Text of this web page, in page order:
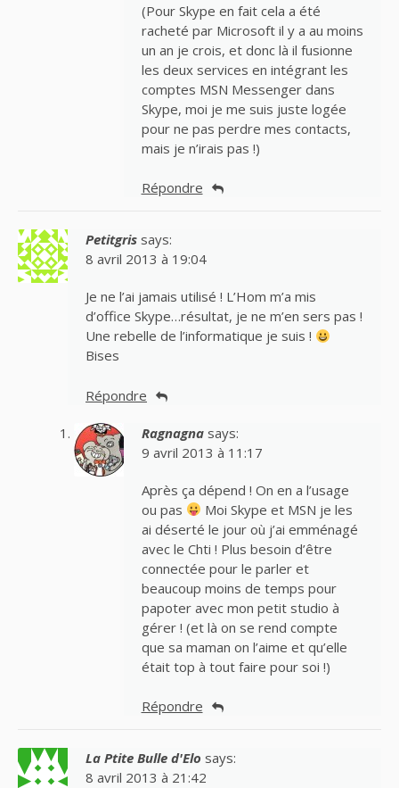
(Pour Skype en fait cela a été
racheté par Microsoft il y a au moins
un an je crois, et donc là il fusionne
les deux services en intégrant les
comptes MSN Messenger dans
Skype, moi je me suis juste logée
pour ne pas perdre mes contacts,
mais je n’irais pas !)
Répondre
Petitgris says:
8 avril 2013 à 19:04
Je ne l’ai jamais utilisé ! L’Hom m’a mis
d’office Skype…résultat, je ne m’en sers pas !
Une rebelle de l’informatique je suis !
Bises
Répondre
Ragnagna says:
9 avril 2013 à 11:17
Après ça dépend ! On en a l’usage
ou pas
Moi Skype et MSN je les
ai déserté le jour où j’ai emménagé
avec le Chti ! Plus besoin d’être
connectée pour le parler et
beaucoup moins de temps pour
papoter avec mon petit studio à
gérer ! (et là on se rend compte
que sa maman on l’aime et qu’elle
était top à tout faire pour soi !)
Répondre
La Ptite Bulle d'Elo says:
8 avril 2013 à 21:42